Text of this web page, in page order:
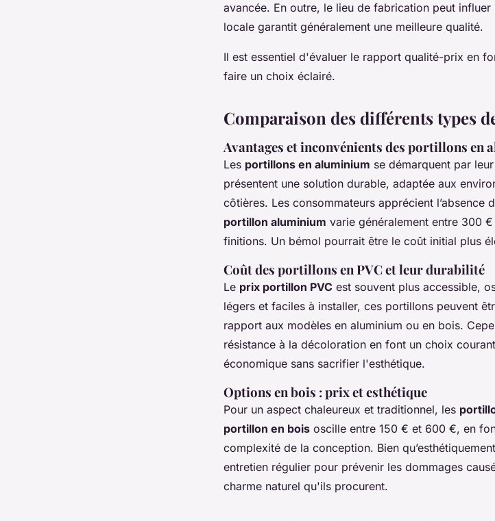
avancée. En outre, le lieu de fabrication peut
locale garantit généralement une meilleure qualité.
Il est essentiel d'évaluer le rapport qualité-prix en
faire un choix éclairé.
Comparaison des différents types
Avantages et inconvénients des portillons en
Les portillons en aluminium se démarquent par
présentent une solution durable, adaptée aux
côtières. Les consommateurs apprécient l’absence
portillon aluminium varie généralement entre 300
finitions. Un bémol pourrait être le coût initial plus
Coût des portillons en PVC et leur durabilité
Le prix portillon PVC est souvent plus accessible,
légers et faciles à installer, ces portillons peuvent
rapport aux modèles en aluminium ou en bois.
résistance à la décoloration en font un choix
économique sans sacrifier l'esthétique.
Options en bois : prix et esthétique
Pour un aspect chaleureux et traditionnel, les
portillon en bois oscille entre 150 € et 600 €, en
complexité de la conception. Bien
entretien régulier pour prévenir les dommages
charme naturel qu'ils procurent.